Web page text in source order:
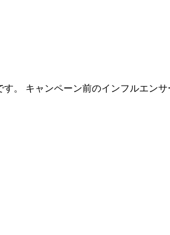
。 キャンペーン前のインフルエンサ